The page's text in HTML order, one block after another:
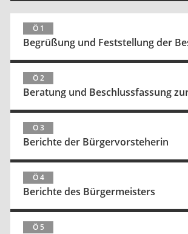
Ö 1
Begrüßung und Feststellung der
Ö 2
Beratung und Beschlussfassung
Ö 3
Berichte der Bürgervorsteherin
Ö 4
Berichte des Bürgermeisters
Ö 5